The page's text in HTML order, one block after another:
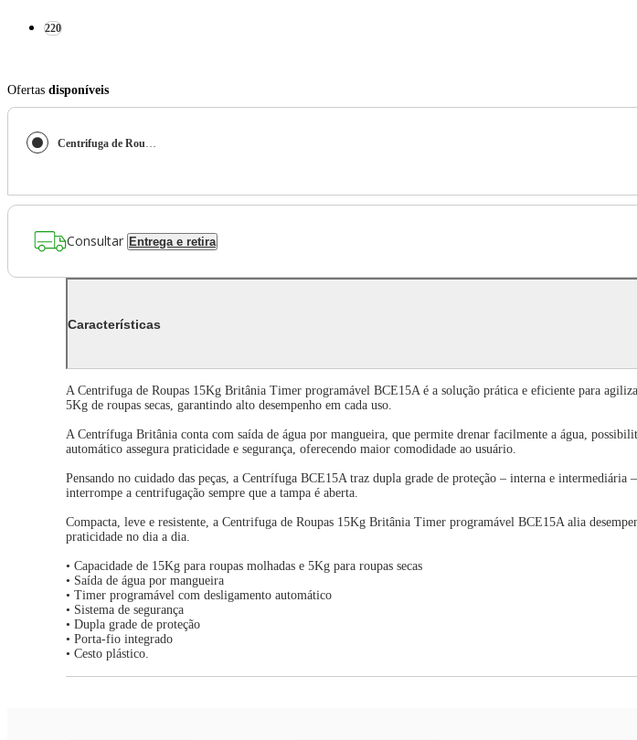
220
Ofertas disponíveis
Centrifuga de Roupas 15Kg Britânia Timer programável BCE15A
Consultar Entrega e retira
Características
A Centrifuga de Roupas 15Kg Britânia Timer programável BCE15A é a solução prática e eficiente para
5Kg de roupas secas, garantindo alto desempenho em cada uso.
A Centrífuga Britânia conta com saída de água por mangueira, que permite drenar facilmente a água,
automático assegura praticidade e segurança, oferecendo maior comodidade ao usuário.
Pensando no cuidado das peças, a Centrífuga BCE15A traz dupla grade de proteção – interna e
interrompe a centrifugação sempre que a tampa é aberta.
Compacta, leve e resistente, a Centrifuga de Roupas 15Kg Britânia Timer programável BCE15A alia
praticidade no dia a dia.
• Capacidade de 15Kg para roupas molhadas e 5Kg para roupas secas
• Saída de água por mangueira
• Timer programável com desligamento automático
• Sistema de segurança
• Dupla grade de proteção
• Porta-fio integrado
• Cesto plástico.